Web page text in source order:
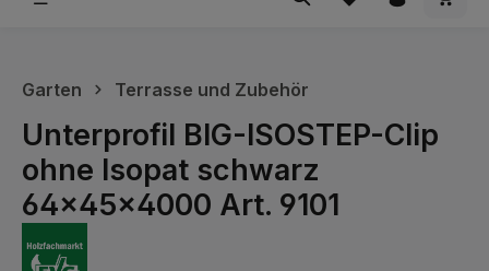
Garten Terrasse und Zubehör
Unterprofil BIG-ISOSTEP-Clip
ohne Isopat schwarz
64x45x4000 Art. 9101